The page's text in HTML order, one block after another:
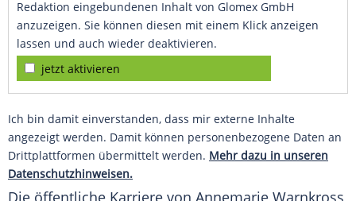
Redaktion eingebundenen Inhalt von Glomex GmbH
anzuzeigen. Sie können diesen mit einem Klick anzeigen
lassen und auch wieder deaktivieren.
jetzt aktivieren
Ich bin damit einverstanden, dass mir externe Inhalte
angezeigt werden. Damit können personenbezogene Daten an
Drittplattformen übermittelt werden. Mehr dazu in unseren
Datenschutzhinweisen.